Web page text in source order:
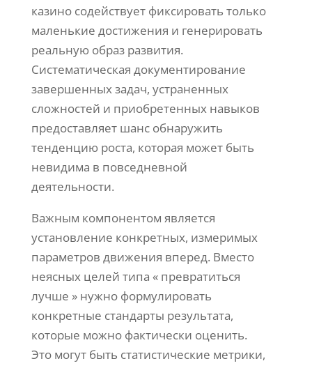
казино содействует фиксировать только
маленькие достижения и генерировать
реальную образ развития.
Систематическая документирование
завершенных задач, устраненных
сложностей и приобретенных навыков
предоставляет шанс обнаружить
тенденцию роста, которая может быть
невидима в повседневной
деятельности.
Важным компонентом является
установление конкретных, измеримых
параметров движения вперед. Вместо
неясных целей типа « превратиться
лучше » нужно формулировать
конкретные стандарты результата,
которые можно фактически оценить.
Это могут быть статистические метрики,